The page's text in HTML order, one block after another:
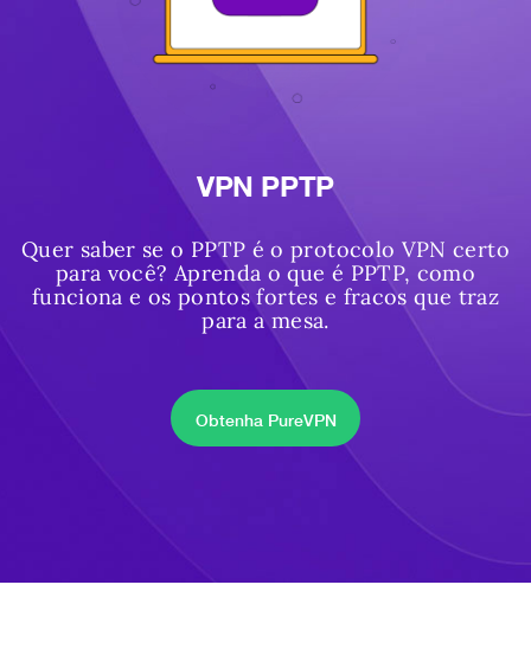
VPN PPTP
Quer saber se o PPTP é o protocolo VPN certo
para você? Aprenda o que é PPTP, como
funciona e os pontos fortes e fracos que traz
para a mesa.
Obtenha PureVPN